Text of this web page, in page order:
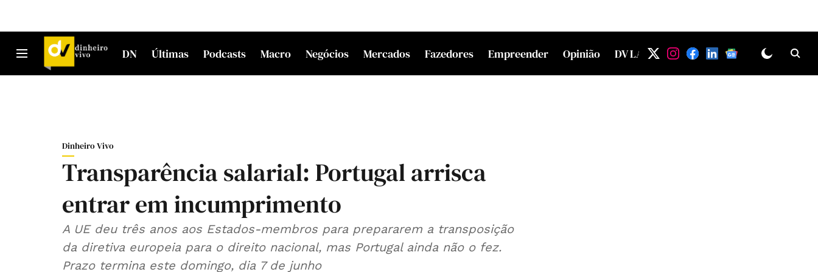
DN Últimas Podcasts Macro Negócios Mercados Fazedores Empreender Opinião DV LAB
Dinheiro Vivo
Transparência salarial: Portugal arrisca
entrar em incumprimento
A UE deu três anos aos Estados-membros para prepararem a transposição
da diretiva europeia para o direito nacional, mas Portugal ainda não o fez.
Prazo termina este domingo, dia 7 de junho